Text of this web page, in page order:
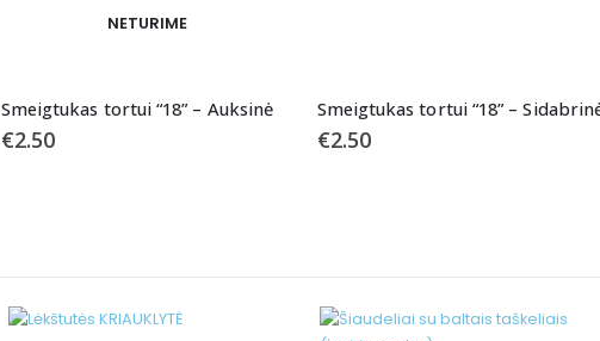
NETURIME
Smeigtukas tortui “18” – Auksinė
€2.50
Smeigtukas tortui “18” –
€2.50